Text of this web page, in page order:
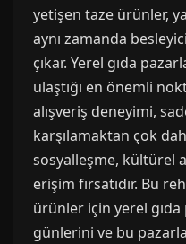
yetişen taze ürünler,
aynı zamanda
çıkar. Yerel gıda
ulaştığı en önemli
alışveriş deneyimi,
karşılamaktan çok
sosyalleşme, kültürel
erişim fırsatıdır. Bu
ürünler için yerel gıda
günlerini ve bu